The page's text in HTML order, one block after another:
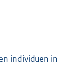
individuen in